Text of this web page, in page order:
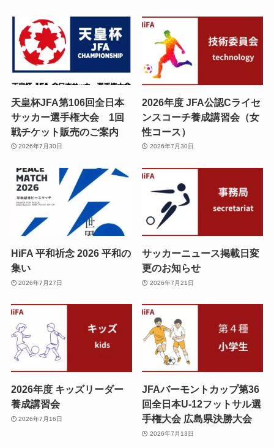
天皇杯JFA第106回全日本
サッカー選手権大会 1回
戦チケット販売のご案内
2026年7月30日
2026年度 JFA公認Cライセ
ンスコーチ養成講習会（女
性コース）
2026年7月30日
HiFA 平和祈念 2026 平和の
集い
2026年7月27日
サッカーニュース掲載日変
更のお知らせ
2026年7月21日
2026年度 キッズリーダー
養成講習会
2026年7月16日
JFAバーモントカップ第36
回全日本U-12フットサル選
手権大会 広島県決勝大会
2026年7月13日